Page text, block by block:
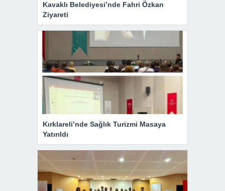
Kavaklı Belediyesi’nde Fahri Özkan
Ziyareti
Kırklareli’nde Sağlık Turizmi Masaya
Yatırıldı